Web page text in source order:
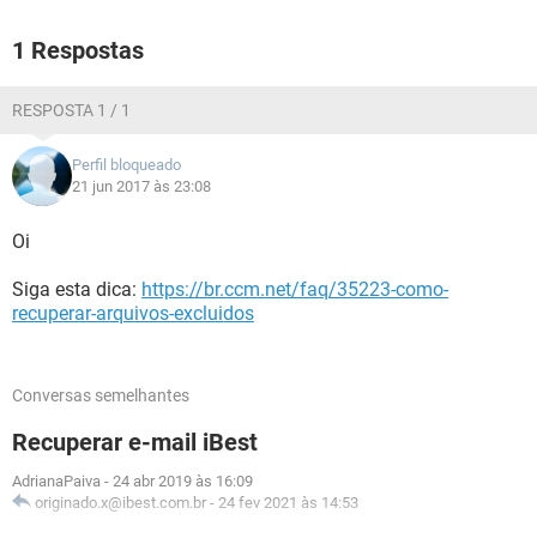
1 Respostas
RESPOSTA 1 / 1
Perfil bloqueado
21 jun 2017 às 23:08
Oi
Siga esta dica: https://br.ccm.net/faq/35223-como-
recuperar-arquivos-excluidos
Conversas semelhantes
Recuperar e-mail iBest
AdrianaPaiva - 24 abr 2019 às 16:09
originado.x@ibest.com.br - 24 fev 2021 às 14:53